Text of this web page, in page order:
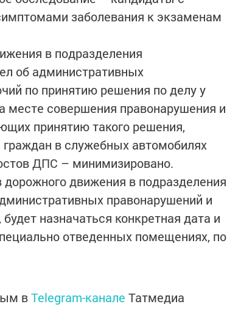
заболевания к экзаменам
в подразделения
об административных
по принятию решения по делу у
месте совершения правонарушения и
принятию такого решения,
в служебных автомобилях
ДПС – минимизировано.
дорожного движения в подразделения
правонарушений и
назначаться конкретная дата и
отведенных помещениях, по
вTelegram-канале Татмедиа